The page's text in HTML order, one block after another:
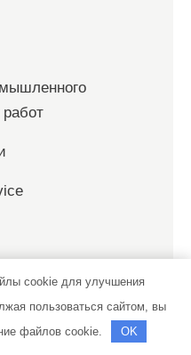
cookie для улучшения
пользоваться сайтом, вы
файлов cookie.
OK